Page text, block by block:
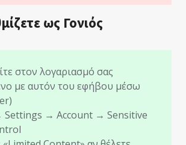
ως Γονιός
στον λογαριασμό σας
με αυτόν του εφήβου μέσω
Settings → Account → Sensitive